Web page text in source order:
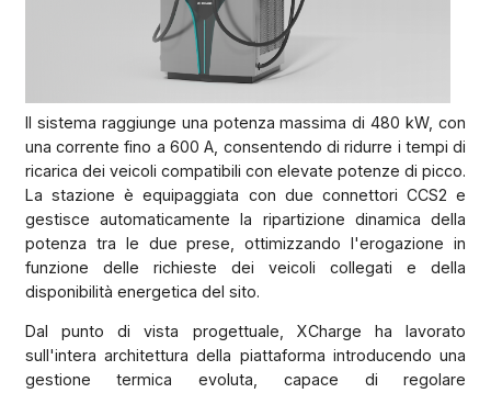
Il sistema raggiunge una potenza massima di 480 kW, con
una corrente fino a 600 A, consentendo di ridurre i tempi di
ricarica dei veicoli compatibili con elevate potenze di picco.
La stazione è equipaggiata con due connettori CCS2 e
gestisce automaticamente la ripartizione dinamica della
potenza tra le due prese, ottimizzando l'erogazione in
funzione delle richieste dei veicoli collegati e della
disponibilità energetica del sito.
Dal punto di vista progettuale, XCharge ha lavorato
sull'intera architettura della piattaforma introducendo una
gestione termica evoluta, capace di regolare